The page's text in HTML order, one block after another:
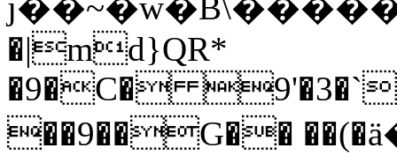
�|md}QR*
�9�C�
��9��G��